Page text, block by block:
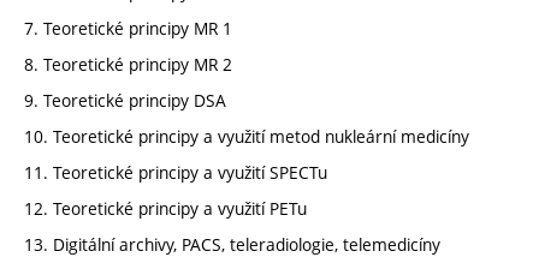
7. Teoretické principy MR 1
8. Teoretické principy MR 2
9. Teoretické principy DSA
10. Teoretické principy a využití metod nukleární medicíny
11. Teoretické principy a využití SPECTu
12. Teoretické principy a využití PETu
13. Digitální archivy, PACS, teleradiologie, telemedicíny